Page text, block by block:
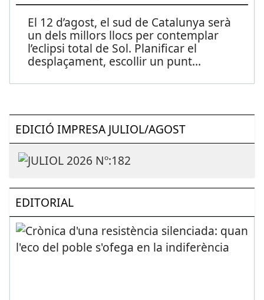
El 12 d’agost, el sud de Catalunya serà
un dels millors llocs per contemplar
l’eclipsi total de Sol. Planificar el
desplaçament, escollir un punt...
EDICIÓ IMPRESA JULIOL/AGOST
EDITORIAL